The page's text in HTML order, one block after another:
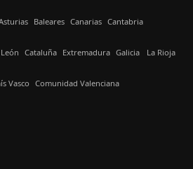
Baleares Canarias Cantabria
Cataluña Extremadura Galicia La Rioja
Vasco Comunidad Valenciana